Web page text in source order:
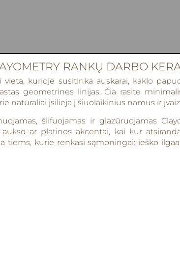
RANKŲ DARBO
kurioje susitinka auskarai, kaklo
geometrines linijas. Čia rasite
natūraliai įsilieja į šiuolaikinius namus ir
šlifuojamas ir glazūruojamas
ar platinos akcentai, kai kur
tiems, kurie renkasi sąmoningai: ieško